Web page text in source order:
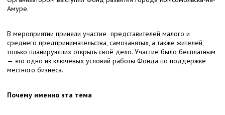
Амуре.
В мероприятии приняли участие представителей малого и
среднего предпринимательства, самозанятых, а также жителей,
только планирующих открыть своё дело. Участие было бесплатным
— это одно из ключевых условий работы Фонда по поддержке
местного бизнеса.
Почему именно эта тема